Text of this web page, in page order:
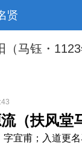
贤
（马钰・
（扶风堂
宜甫；入道更名